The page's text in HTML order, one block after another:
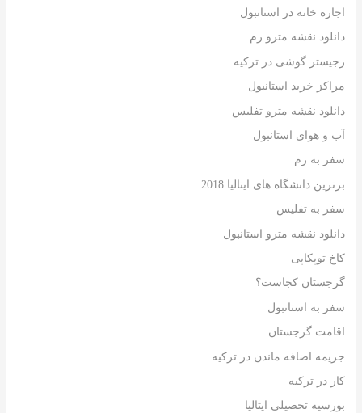
اجاره خانه در استانبول
دانلود نقشه مترو رم
رجیستر گوشی در ترکیه
مراکز خرید استانبول
دانلود نقشه مترو تفلیس
آب و هوای استانبول
سفر به رم
برترین دانشگاه های ایتالیا 2018
سفر به تفلیس
دانلود نقشه مترو استانبول
کاخ توپکاپی
گرجستان کجاست؟
سفر به استانبول
اقامت گرجستان
جریمه اضافه ماندن در ترکیه
کار در ترکیه
بورسیه تحصیلی ایتالیا